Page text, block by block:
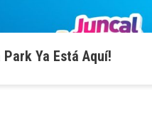
Park Ya Está Aquí!